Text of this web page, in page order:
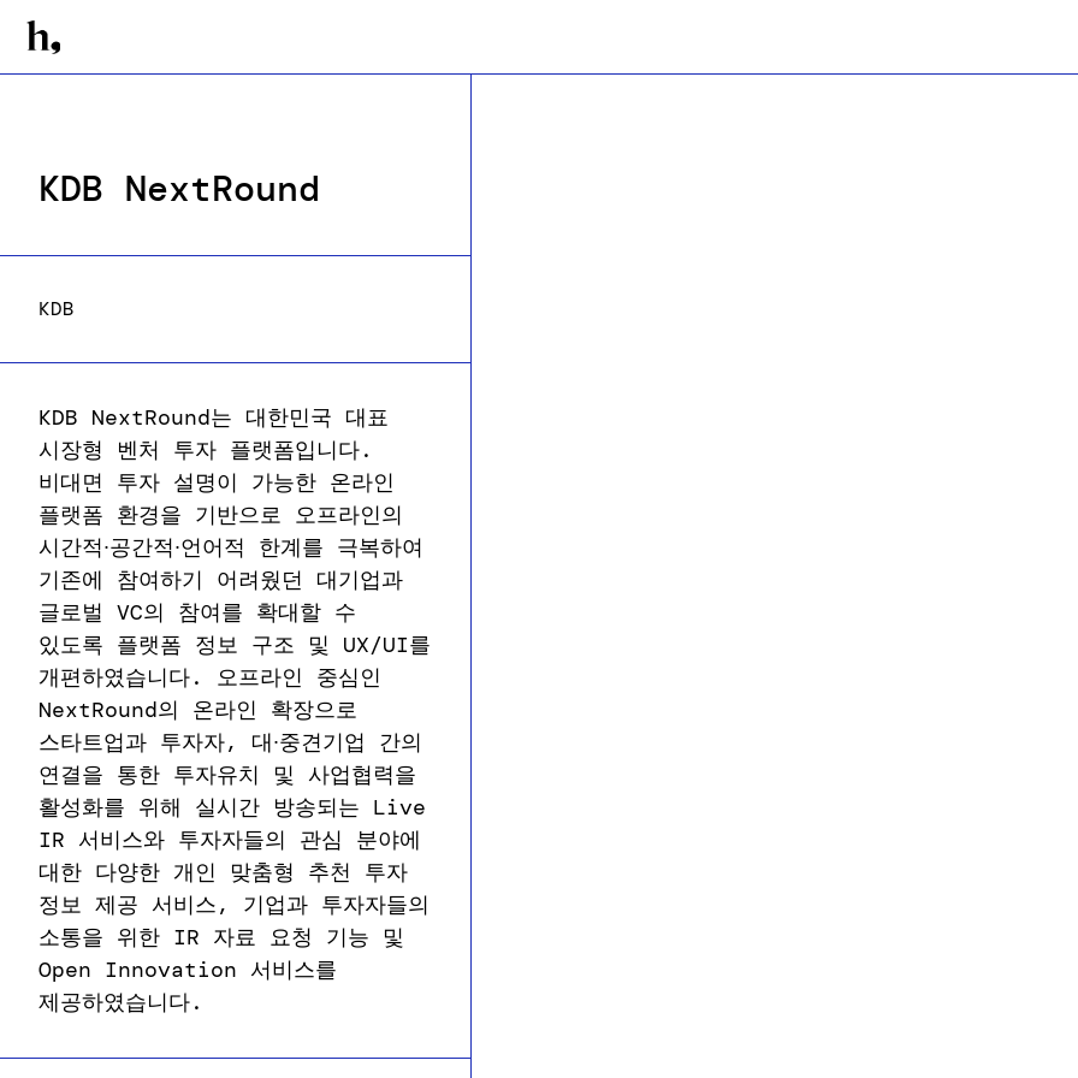
KDB NextRound
KDB
KDB NextRound는 대한민국 대표
시장형 벤처 투자 플랫폼입니다.
비대면 투자 설명이 가능한 온라인
플랫폼 환경을 기반으로 오프라인의
시간적∙공간적∙언어적 한계를 극복하여
기존에 참여하기 어려웠던 대기업과
글로벌 VC의 참여를 확대할 수
있도록 플랫폼 정보 구조 및 UX/UI를
개편하였습니다. 오프라인 중심인
NextRound의 온라인 확장으로
스타트업과 투자자, 대∙중견기업 간의
연결을 통한 투자유치 및 사업협력을
활성화를 위해 실시간 방송되는 Live
IR 서비스와 투자자들의 관심 분야에
대한 다양한 개인 맞춤형 추천 투자
정보 제공 서비스, 기업과 투자자들의
소통을 위한 IR 자료 요청 기능 및
Open Innovation 서비스를
제공하였습니다.